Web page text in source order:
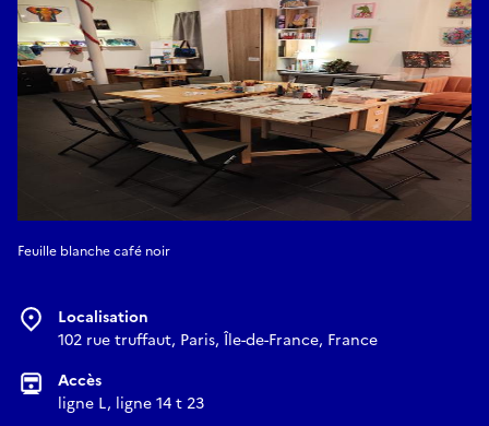
Feuille blanche café noir
Localisation
102 rue truffaut, Paris, Île-de-France, France
Accès
ligne L, ligne 14 t 23